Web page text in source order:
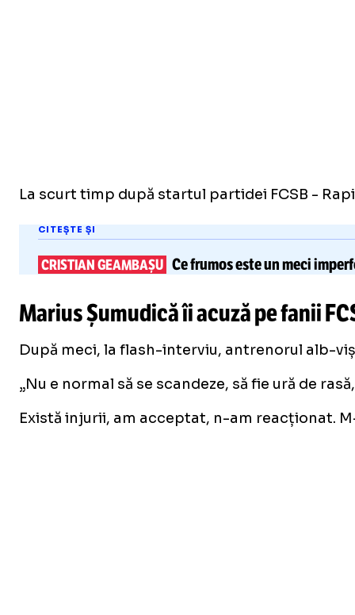
La scurt timp după startul partidei FCSB -
CITEȘTE ȘI
CRISTIAN GEAMBAȘU Ce frumos esteun meci
Marius Șumudică îi acuză pe fanii
După meci, la flash-interviu, antrenorul alb-
„Nu e normal să se scandeze, să fie ură de
Există injurii, am acceptat, n-am reacționat.